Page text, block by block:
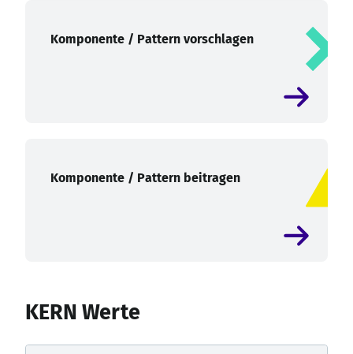
Komponente / Pattern vorschlagen
Komponente / Pattern beitragen
KERN Werte